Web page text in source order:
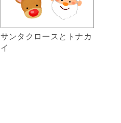
サンタクロースとトナカ
イ